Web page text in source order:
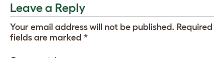
Leave a Reply
Your email address will not be published. Required
fields are marked *